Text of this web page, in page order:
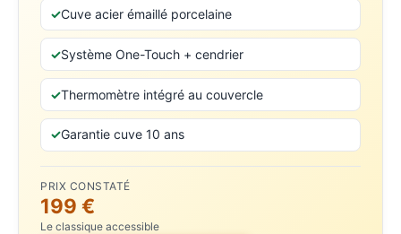
Cuve acier émaillé porcelaine
Système One-Touch + cendrier
Thermomètre intégré au couvercle
Garantie cuve 10 ans
PRIX CONSTATÉ
199 €
Le classique accessible